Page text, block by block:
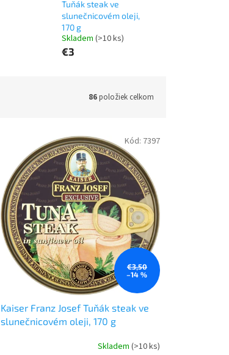
Tuňák steak ve
slunečnicovém oleji,
170 g
Skladem (>10 ks)
€3
86položiek celkom
€3,50
–14 %
Kaiser Franz Josef Tuňák steak ve
slunečnicovém oleji, 170 g
Skladem (>10 ks)
Kód: 7397